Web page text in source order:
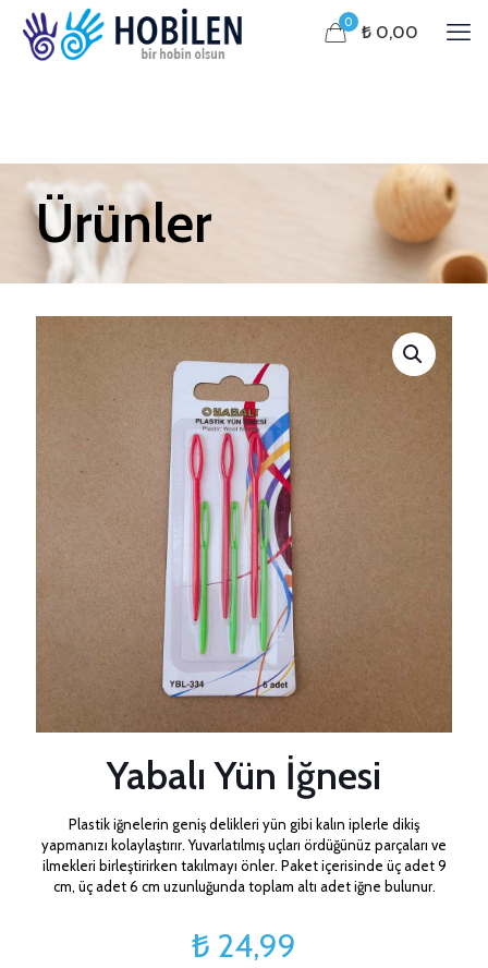
0 ₺ 0,00
Ürünler
Yabalı Yün İğnesi
Plastik iğnelerin geniş delikleri yün gibi kalın iplerle dikiş
yapmanızı kolaylaştırır. Yuvarlatılmış uçları ördüğünüz parçaları ve
ilmekleri birleştirirken takılmayı önler. Paket içerisinde üç adet 9
cm, üç adet 6 cm uzunluğunda toplam altı adet iğne bulunur.
₺ 24,99